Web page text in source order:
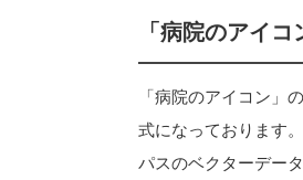
「病院のアイ
「病院のアイコン」
式になっております。
パスのベクターデー